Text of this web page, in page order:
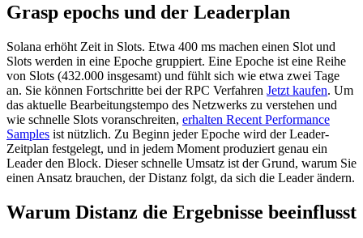
Grasp epochs und der Leaderplan
Solana erhöht Zeit in Slots. Etwa 400 ms machen einen Slot und
Slots werden in eine Epoche gruppiert. Eine Epoche ist eine Reihe
von Slots (432.000 insgesamt) und fühlt sich wie etwa zwei Tage
an. Sie können Fortschritte bei der RPC Verfahren Jetzt kaufen. Um
das aktuelle Bearbeitungstempo des Netzwerks zu verstehen und
wie schnelle Slots voranschreiten, erhalten Recent Performance
Samples ist nützlich. Zu Beginn jeder Epoche wird der Leader-
Zeitplan festgelegt, und in jedem Moment produziert genau ein
Leader den Block. Dieser schnelle Umsatz ist der Grund, warum Sie
einen Ansatz brauchen, der Distanz folgt, da sich die Leader ändern.
Warum Distanz die Ergebnisse beeinflusst